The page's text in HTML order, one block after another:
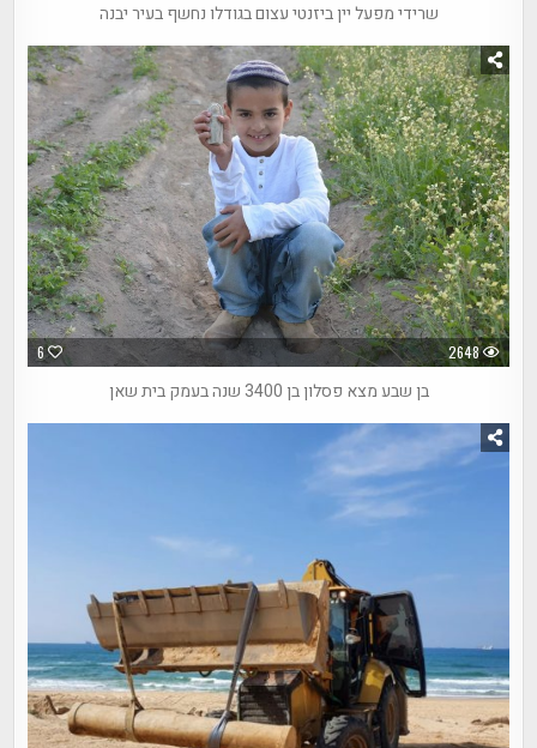
שרידי מפעל יין ביזנטי עצום בגודלו נחשף בעיר יבנה
6 2648
בן שבע מצא פסלון בן 3400 שנה בעמק בית שאן